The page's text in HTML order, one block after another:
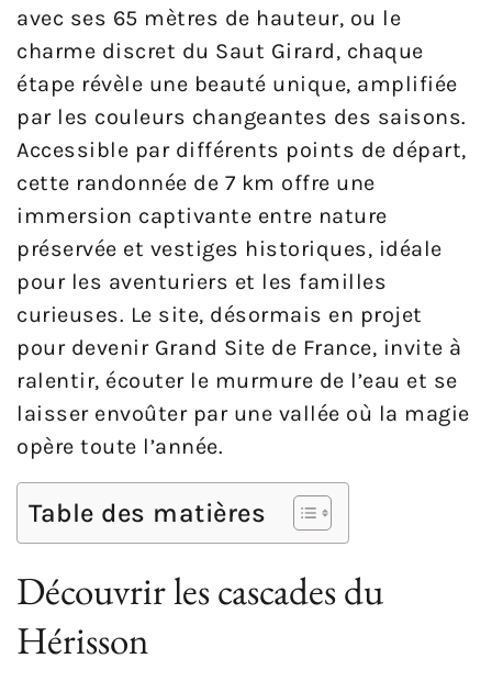
avec ses 65 mètres de hauteur, ou le
charme discret du Saut Girard, chaque
étape révèle une beauté unique, amplifiée
par les couleurs changeantes des saisons.
Accessible par différents points de départ,
cette randonnée de 7 km offre une
immersion captivante entre nature
préservée et vestiges historiques, idéale
pour les aventuriers et les familles
curieuses. Le site, désormais en projet
pour devenir Grand Site de France, invite à
ralentir, écouter le murmure de l’eau et se
laisser envoûter par une vallée où la magie
opère toute l’année.
Table des matières
Découvrir les cascades du
Hérisson